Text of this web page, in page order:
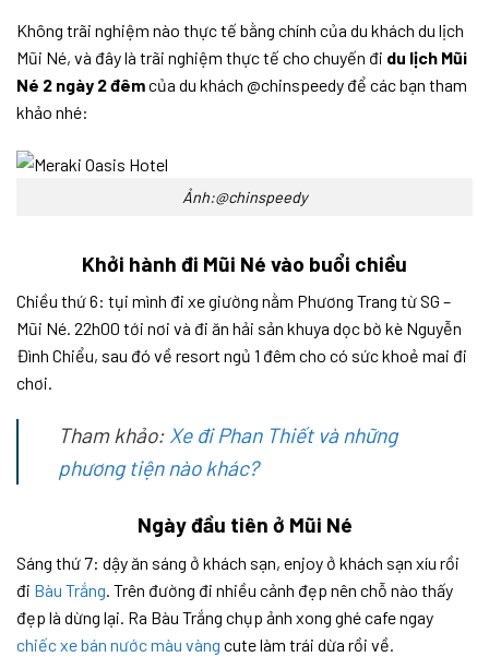
Không trãi nghiệm nào thực tế bằng chính của du khách du lịch
Mũi Né, và đây là trãi nghiệm thực tế cho chuyến đi du lịch Mũi
Né 2 ngày 2 đêmcủa du khách @chinspeedy để các bạn tham
khảo nhé:
Ảnh:@chinspeedy
Khởi hành đi Mũi Né vào buổi chiều
Chiều thứ 6: tụi mình đi xe giường nằm Phương Trang từ SG –
Mũi Né. 22h00 tới nơi và đi ăn hải sản khuya dọc bờ kè Nguyễn
Đình Chiểu, sau đó về resort ngủ 1 đêm cho có sức khoẻ mai đi
chơi.
Tham khảo: Xe đi Phan Thiết và những
phương tiện nào khác?
Ngày đầu tiên ở Mũi Né
Sáng thứ 7: dậy ăn sáng ở khách sạn, enjoy ở khách sạn xíu rồi
đi Bàu Trắng . Trên đường đi nhiều cảnh đẹp nên chỗ nào thấy
đẹp là dừng lại. Ra Bàu Trắng chụp ảnh xong ghé cafe ngay
chiếc xe bán nước màu vàng cute làm trái dừa rồi về.